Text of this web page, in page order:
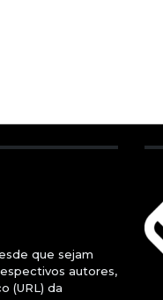
que sejam
autores,
(URL) da